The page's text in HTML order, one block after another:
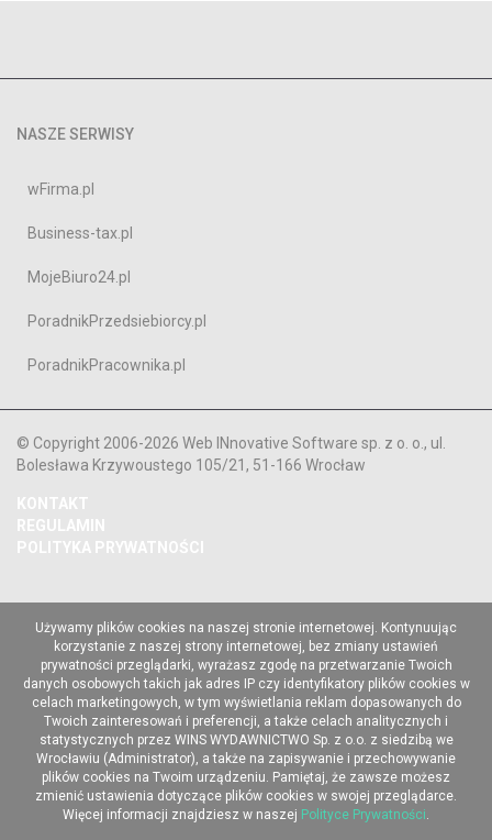
NASZE SERWISY
wFirma.pl
Business-tax.pl
MojeBiuro24.pl
PoradnikPrzedsiebiorcy.pl
PoradnikPracownika.pl
© Copyright 2006-2026 Web INnovative Software sp. z o. o., ul.
Bolesława Krzywoustego 105/21, 51-166 Wrocław
KONTAKT
REGULAMIN
POLITYKA PRYWATNOŚCI
Używamy plików cookies na naszej stronie internetowej. Kontynuując
korzystanie z naszej strony internetowej, bez zmiany ustawień
prywatności przeglądarki, wyrażasz zgodę na przetwarzanie Twoich
danych osobowych takich jak adres IP czy identyfikatory plików cookies w
celach marketingowych, w tym wyświetlania reklam dopasowanych do
Twoich zainteresowań i preferencji, a także celach analitycznych i
statystycznych przez WINS WYDAWNICTWO Sp. z o.o. z siedzibą we
Wrocławiu (Administrator), a także na zapisywanie i przechowywanie
plików cookies na Twoim urządzeniu. Pamiętaj, że zawsze możesz
zmienić ustawienia dotyczące plików cookies w swojej przeglądarce.
Więcej informacji znajdziesz w naszej Polityce Prywatności.